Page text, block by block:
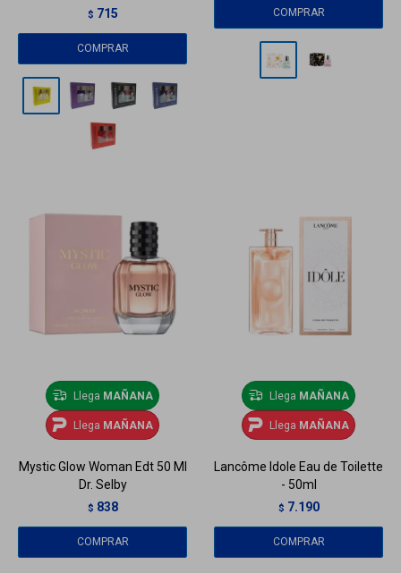
$ 715
Llega MAÑANA
Llega MAÑANA
Mystic Glow Woman Edt 50 Ml
Dr. Selby
$ 838
Llega MAÑANA
Llega MAÑANA
Lancôme Idole Eau de Toilette
- 50ml
$ 7.190